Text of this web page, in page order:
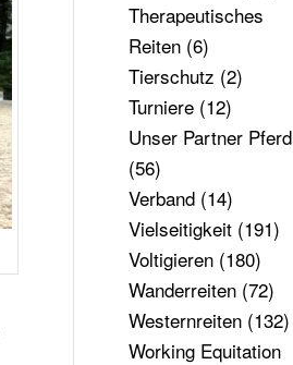
Therapeutisches
Reiten(6)
Tierschutz (2)
Turniere(12)
Unser Partner Pferd
(56)
Verband(14)
Vielseitigkeit(191)
Voltigieren(180)
Wanderreiten(72)
Westernreiten(132)
Working Equitation